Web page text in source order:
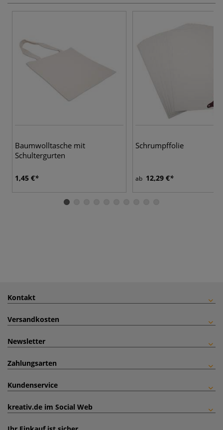
Baumwolltasche mit
Schultergurten
1,45 €
Schrumpffolie
ab 12,29 €
Kontakt
Versandkosten
Newsletter
Zahlungsarten
Kundenservice
kreativ.de im Social Web